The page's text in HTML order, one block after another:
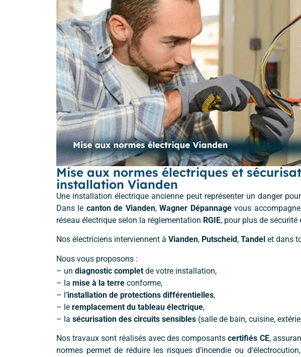
Mise aux normes électriques et
installation Vianden
Une installation électrique ancienne peut représenter un danger
Dans le canton de Vianden,Wagner Dépannagevous
réseau électrique selon la réglementation RGIE, pour plus de
Nos électriciens interviennent à Vianden, Putscheid , Tandel et dans
Nous vous proposons :
– un diagnostic complet de votre installation,
– la mise à la terre conforme,
– l’installation de protections différentielles,
– le remplacement du tableau électrique,
– la sécurisation des circuits sensibles (salle de bain, cuisine,
Nos travaux sont réalisés avec des composantscertifiés CE,
normes permet de réduire les risques d’incendie ou